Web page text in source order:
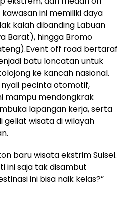
ini memiliki daya
kalah dibanding Labuan
Barat), hingga Bromo
off road bertaraf
batu loncatan untuk
ke kancah nasional.
nyali pecinta otomotif,
mampu mendongkrak
lapangan kerja, serta
geliat wisata di wilayah
baru wisata ekstrim Sulsel.
ini saja tak disambut
ini bisa naik kelas?”